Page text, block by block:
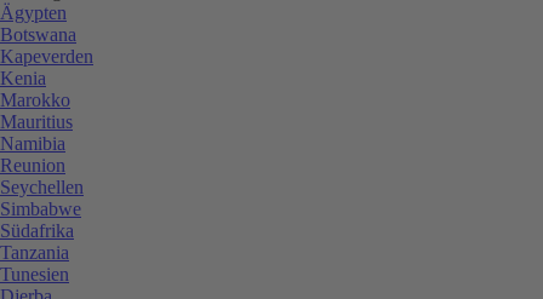
Ägypten
Botswana
Kapeverden
Kenia
Marokko
Mauritius
Namibia
Reunion
Seychellen
Simbabwe
Südafrika
Tanzania
Tunesien